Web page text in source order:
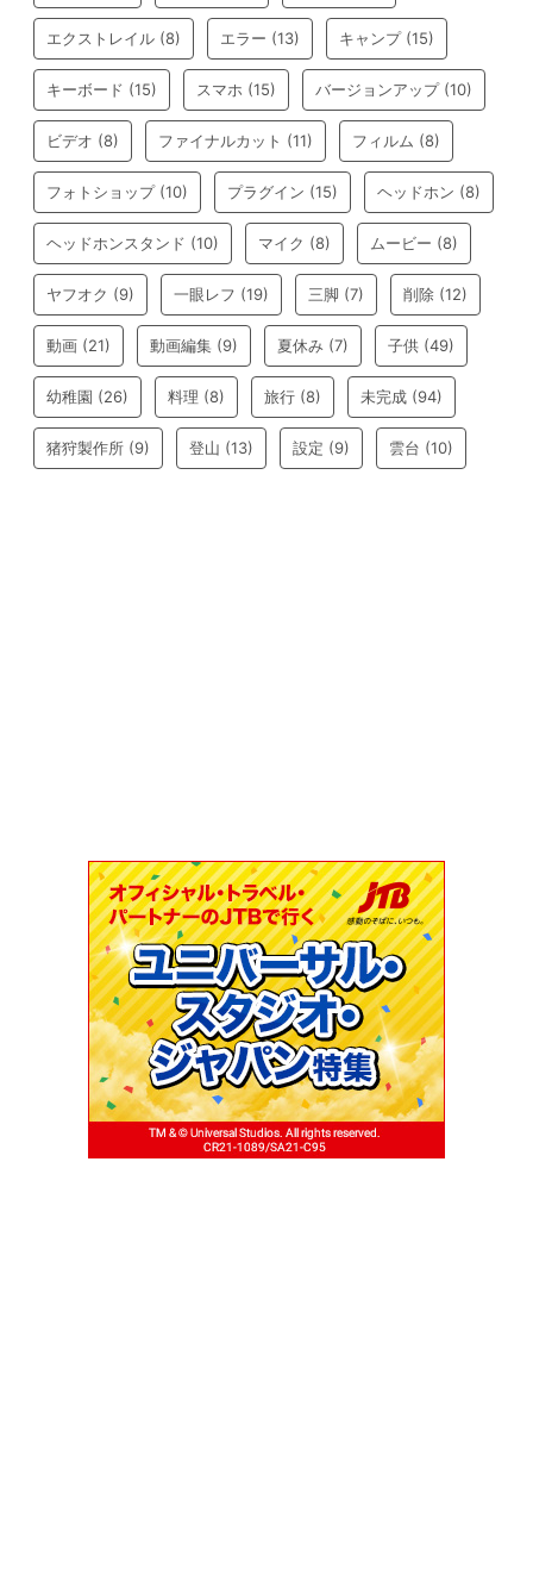
エクストレイル (8) エラー (13) キャンプ(15)
キーボード (15) スマホ (15) バージョンアップ(10)
ビデオ (8) ファイナルカット (11) フィルム (8)
フォトショップ(10) プラグイン (15) ヘッドホン (8)
ヘッドホンスタンド (10) マイク (8) ムービー (8)
ヤフオク (9) 一眼レフ (19) 三脚 (7) 削除 (12)
動画 (21) 動画編集 (9) 夏休み (7) 子供 (49)
幼稚園 (26) 料理 (8) 旅行 (8) 未完成 (94)
猪狩製作所 (9) 登山 (13) 設定 (9) 雲台 (10)